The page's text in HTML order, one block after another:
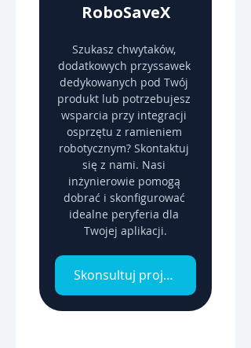
RoboSaveX
Szukasz chwytaków,
dodatkowych przyssawek
dedykowanych pod Twój
produkt lub potrzebujesz
wsparcia przy integracji
osprzętu z ramieniem
robotycznym? Skontaktuj
się z nami. Nasi
inżynierowie pomogą
dobrać i skonfigurować
idealne peryferia dla
Twojej aplikacji.
Skonsultuj projekt z inżynierem